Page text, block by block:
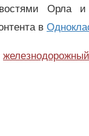
Орла
в